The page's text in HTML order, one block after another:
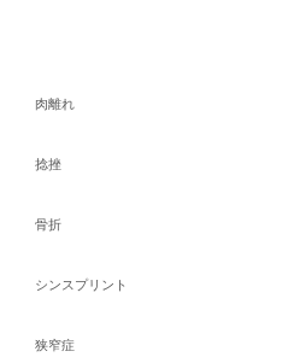
肉離れ
捻挫
骨折
シンスプリント
狭窄症